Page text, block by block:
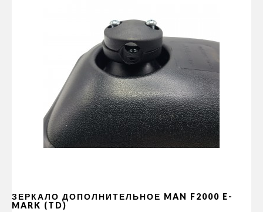
ЗЕРКАЛО ДОПОЛНИТЕЛЬНОЕ MAN F2000 E-
MARK (TD)